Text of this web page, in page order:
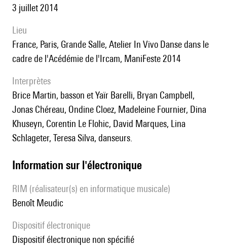
3 juillet 2014
lieu
France, Paris, Grande Salle, Atelier In Vivo Danse dans le
cadre de l'Acédémie de l'Ircam, ManiFeste 2014
interprètes
Brice Martin, basson et Yaïr Barelli, Bryan Campbell,
Jonas Chéreau, Ondine Cloez, Madeleine Fournier, Dina
Khuseyn, Corentin Le Flohic, David Marques, Lina
Schlageter, Teresa Silva, danseurs.
Information sur l'électronique
RIM (réalisateur(s) en informatique musicale)
Benoît Meudic
Dispositif électronique
dispositif électronique non spécifié